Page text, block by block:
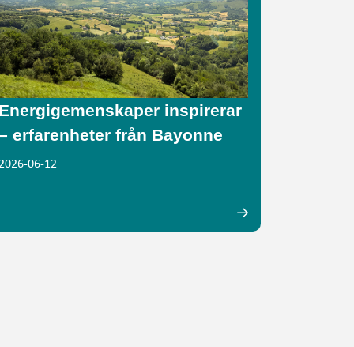
inspirerar
erfarenheter från Bayonne
06-12